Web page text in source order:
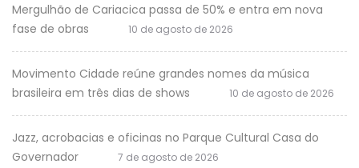
Mergulhão de Cariacica passa de 50% e entra em nova
fase de obras
10 de agosto de 2026
Movimento Cidade reúne grandes nomes da música
brasileira em três dias de shows
10 de agosto de 2026
Jazz, acrobacias e oficinas no Parque Cultural Casa do
Governador
7 de agosto de 2026